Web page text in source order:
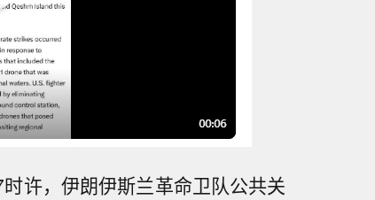
许，伊朗伊斯兰革命卫队公共关